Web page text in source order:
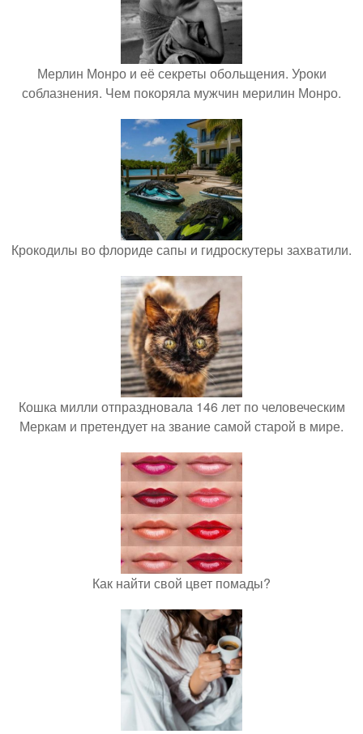
Мерлин Монро и её секреты обольщения. Уроки
соблазнения. Чем покоряла мужчин мерилин Монро.
Крокодилы во флориде сапы и гидроскутеры захватили.
Кошка милли отпраздновала 146 лет по человеческим
Меркам и претендует на звание самой старой в мире.
Как найти свой цвет помады?